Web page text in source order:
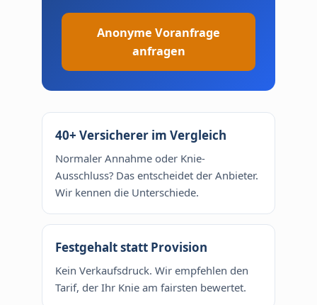
Anonyme Voranfrage
anfragen
40+ Versicherer im Vergleich
Normaler Annahme oder Knie-
Ausschluss? Das entscheidet der Anbieter.
Wir kennen die Unterschiede.
Festgehalt statt Provision
Kein Verkaufsdruck. Wir empfehlen den
Tarif, der Ihr Knie am fairsten bewertet.